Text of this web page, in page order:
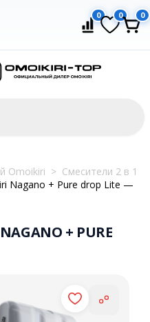
0 0 0
Omoikiri > Смесители 2 в 1
Nagano + Pure drop Lite —
+ PURE